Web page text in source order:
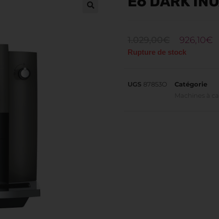
926,10€
Rupture de stock
UGS 87853O
Catégorie
Machines à